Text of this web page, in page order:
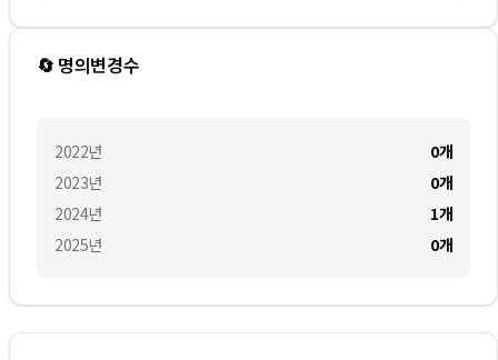
🔄 명의변경수
2022년
2023년
2024년
2025년
0개
0개
1개
0개